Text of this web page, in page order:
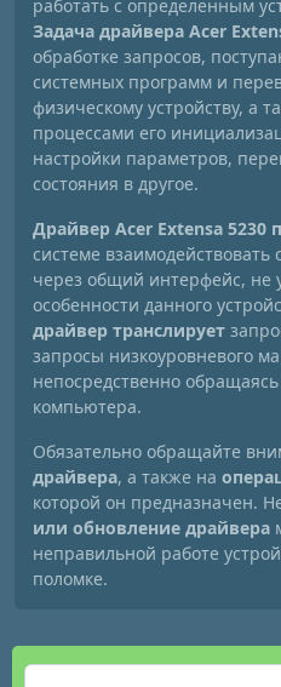
работать с определенным
Задача драйвера Acer
обработке запросов,
системных программ и
физическому устройству, а
процессами его
настройки параметров,
состояния в другое.
Драйвер Acer Extensa 5230
системе
через общий интерфейс,
особенности данного
драйвер транслирует
запросы низкоуровневого
непосредственно
компьютера.
Обязательно обращайте
драйвера, а также на
которой он предназначен.
или обновление драйвера
неправильной работе
поломке.